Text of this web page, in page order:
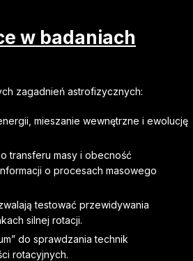
w badaniach
zagadnień astrofizycznych:
mieszanie wewnętrzne i ewolucję
transferu masy i obecność
o procesach masowego
testować przewidywania
silnej rotacji.
do sprawdzania technik
rotacyjnych.